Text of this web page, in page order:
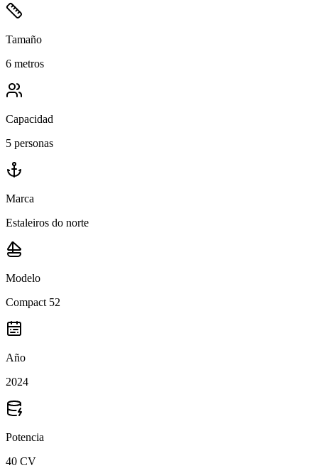
Tamaño
6 metros
Capacidad
5 personas
Marca
Estaleiros do norte
Modelo
Compact 52
Año
2024
Potencia
40 CV